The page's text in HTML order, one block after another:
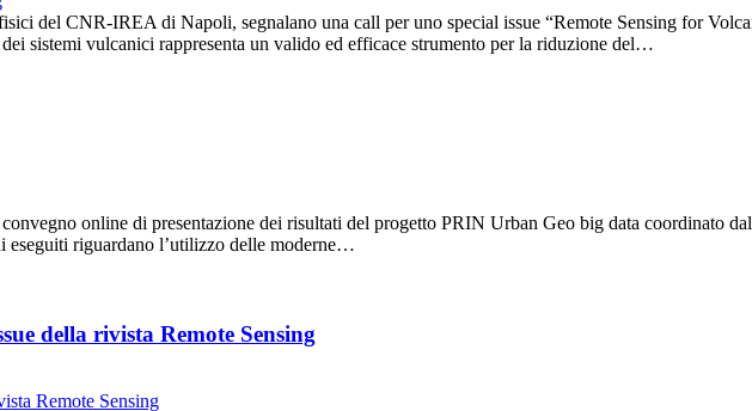
del CNR-IREA di Napoli, segnalano una call per uno special issue “Remote Sensing for
sistemi vulcanici rappresenta un valido ed efficace strumento per la riduzione del…
online di presentazione dei risultati del progetto PRIN Urban Geo big data coordinato
eseguiti riguardano l’utilizzo delle moderne…
della rivista Remote Sensing